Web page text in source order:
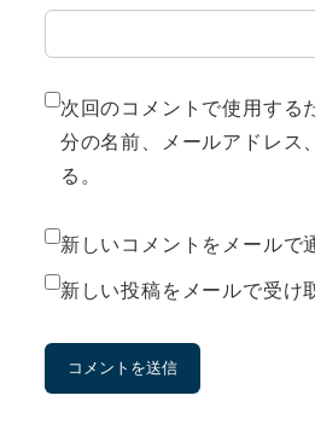
次回のコメントで使用する
分の名前、メールアドレス
る。
新しいコメントをメールで
新しい投稿をメールで受け